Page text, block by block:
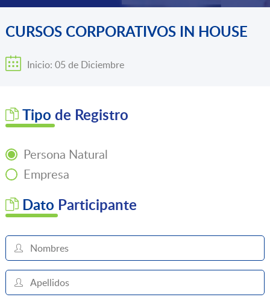
CURSOS CORPORATIVOS IN HOUSE
Inicio: 05 de Diciembre
Tipo de Registro
Persona Natural
Empresa
Dato Participante